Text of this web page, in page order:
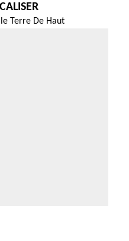
Terre De Haut